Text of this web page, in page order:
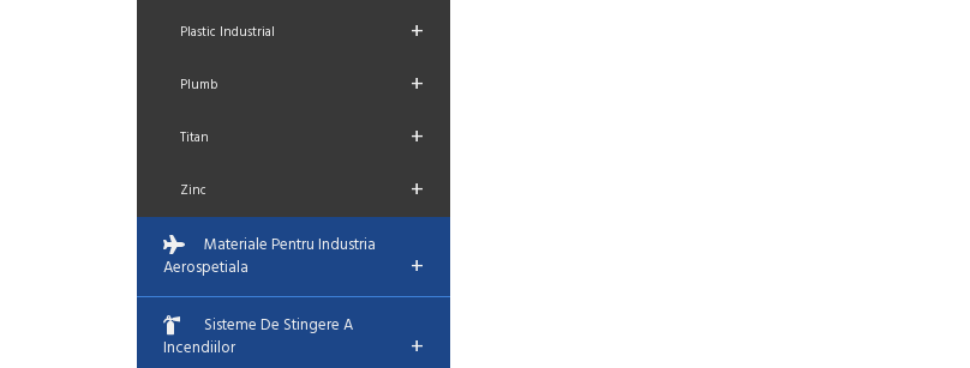
Plastic Industrial +
Plumb +
Titan +
Zinc +
Materiale Pentru Industria
Aerospetiala
+
Sisteme De Stingere A
Incendiilor
+